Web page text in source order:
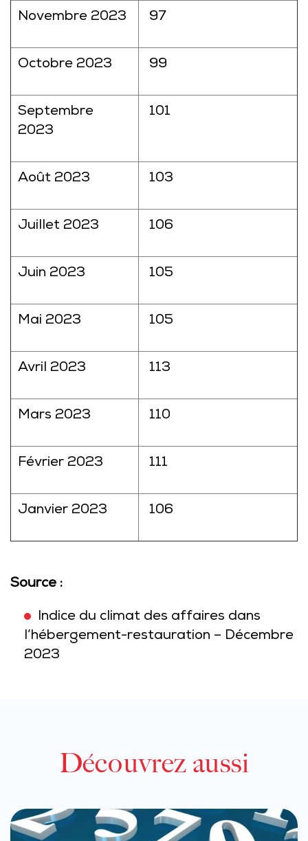
Novembre 2023 97
Octobre 2023 99
Septembre
2023
101
Août 2023 103
Juillet 2023 106
Juin 2023 105
Mai 2023 105
Avril 2023 113
Mars 2023 110
Février 2023 111
Janvier 2023 106
Source :
Indice du climat des affaires dans
l’hébergement-restauration – Décembre
2023
Découvrez aussi